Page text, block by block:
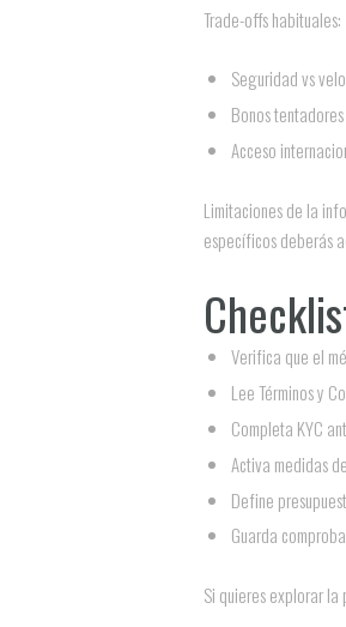
Trade-offs habituales:
Seguridad vs
Bonos
Acceso
Limitaciones de la
específicos deberás
Verifica que el
Lee Términos y
Completa KYC
Activa medidas
Define
Guarda
Si quieres explorar